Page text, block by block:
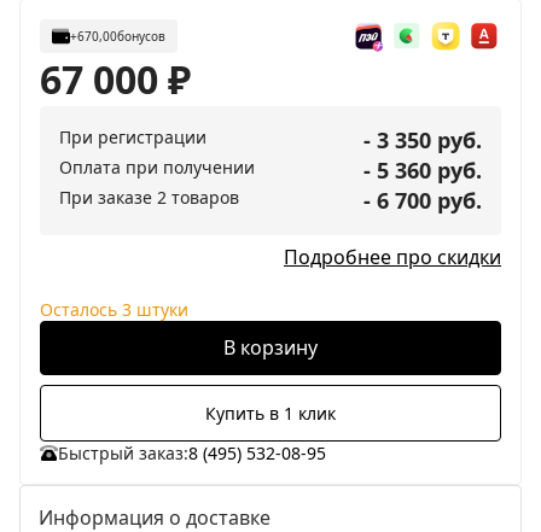
+670,00бонусов
67 000₽
При регистрации - 3 350 руб.
Оплата при получении - 5 360 руб.
При заказе 2 товаров - 6 700 руб.
Подробнее про скидки
Осталось 3 штуки
В корзину
Купить в 1 клик
Быстрый заказ:8 (495) 532-08-95
Информация о доставке